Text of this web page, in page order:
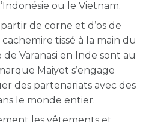
ou le Vietnam.
de corne et d’os de
cachemire tissé à la main du
de Varanasi en Inde sont au
Maiyet s’engage
des partenariats avec des
le monde entier.